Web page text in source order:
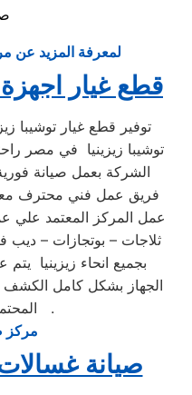
لمعرفة المزيد عن
قطع غيار اجهزة
توفير قطع غيار توشيبا
توشيبا زيزينيا في مصر
الشركة بعمل صيانة فورية
فريق عمل فني محترف
عمل المركز المعتمد علي
ثلاجات – بوتجازات – ديب
بجميع انحاء زيزينيا
الجهاز بشكل كامل الكشف
المحتملة وهذا مايميزنا .
مركز
صيانة غسالات